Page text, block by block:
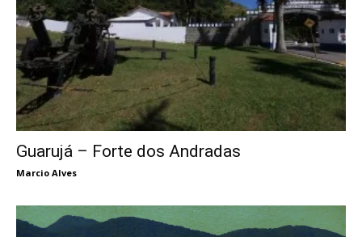
Guarujá – Forte dos Andradas
Marcio Alves